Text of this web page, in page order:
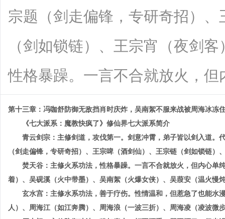
宗题（剑走偏锋，专研奇招）
（剑如锁链）、王宗宵（夜剑
性格暴躁。一言不合就放火，但
第十三章：冯咖舒防御无敌挡肖时庆炸，吴南絮不服来战被周海冰冻
《七大派系：魔教快疯了》修仙界七大派系简介
青云剑宗：主修剑道，攻伐第一。剑意冲霄，弟子皆以剑入道。
（剑走偏锋，专研奇招）、王宗啤（酒剑仙）、王宗链（剑如锁链）
焚天谷：主修火系功法，性格暴躁。一言不合就放火，但内心单
着）、吴砚溪（火中带墨）、吴南絮（火爆女侠）、吴葭安（温火慢
玄水宫：主修水系功法，善于疗伤。性情温和，但惹急了也能水
人）、周海江（如江奔腾）、周海浪（一波三折）、周海凌（凌波微